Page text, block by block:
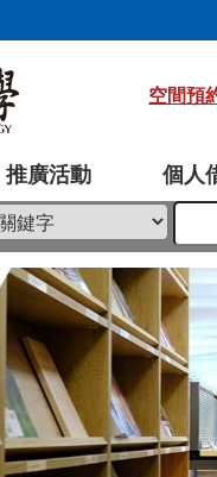
推廣活動 個人
空間預